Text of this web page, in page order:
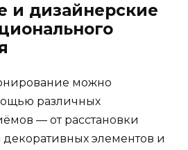
и дизайнерские
можно
различных
— от расстановки
элементов и